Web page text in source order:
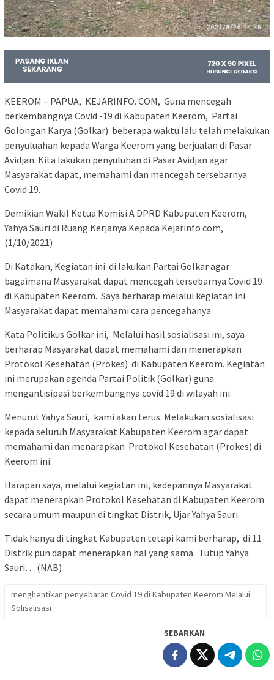
KEEROM – PAPUA, KEJARINFO. COM, Guna mencegah
berkembangnya Covid -19 di Kabupaten Keerom, Partai
Golongan Karya (Golkar) beberapa waktu lalu telah melakukan
penyuluahan kepada Warga Keerom yang berjualan di Pasar
Avidjan. Kita lakukan penyuluhan di Pasar Avidjan agar
Masyarakat dapat, memahami dan mencegah tersebarnya
Covid 19.
Demikian Wakil Ketua Komisi A DPRD Kabupaten Keerom,
Yahya Sauri di Ruang Kerjanya Kepada Kejarinfo com,
(1/10/2021)
Di Katakan, Kegiatan ini di lakukan Partai Golkar agar
bagaimana Masyarakat dapat mencegah tersebarnya Covid 19
di Kabupaten Keerom. Saya berharap melalui kegiatan ini
Masyarakat dapat memahami cara pencegahanya.
Kata Politikus Golkar ini, Melalui hasil sosialisasi ini, saya
berharap Masyarakat dapat memahami dan menerapkan
Protokol Kesehatan (Prokes) di Kabupaten Keerom. Kegiatan
ini merupakan agenda Partai Politik (Golkar) guna
mengantisipasi berkembangnya covid 19 di wilayah ini.
Menurut Yahya Sauri, kami akan terus. Melakukan sosialisasi
kepada seluruh Masyarakat Kabupaten Keerom agar dapat
memahami dan menarapkan Protokol Kesehatan (Prokes) di
Keerom ini.
Harapan saya, melalui kegiatan ini, kedepannya Masyarakat
dapat menerapkan Protokol Kesehatan di Kabupaten Keerom
secara umum maupun di tingkat Distrik, Ujar Yahya Sauri.
Tidak hanya di tingkat Kabupaten tetapi kami berharap, di 11
Distrik pun dapat menerapkan hal yang sama. Tutup Yahya
Sauri… (NAB)
menghentikan penyebaran Covid 19 di Kabupaten Keerom Melalui
Solisalisasi
SEBARKAN